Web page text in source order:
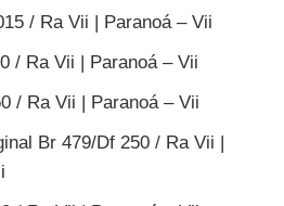
/ Ra Vii | Paranoá – Vii
/ Ra Vii | Paranoá – Vii
/ Ra Vii | Paranoá – Vii
Br 479/Df 250 / Ra Vii |